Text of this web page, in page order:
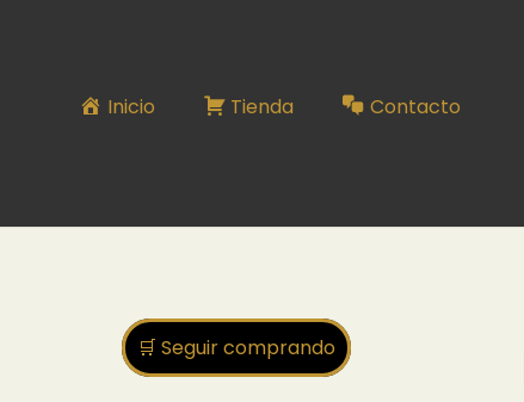
Inicio Tienda Contacto
RUTINA NOCTURA
🛒 Seguir comprando